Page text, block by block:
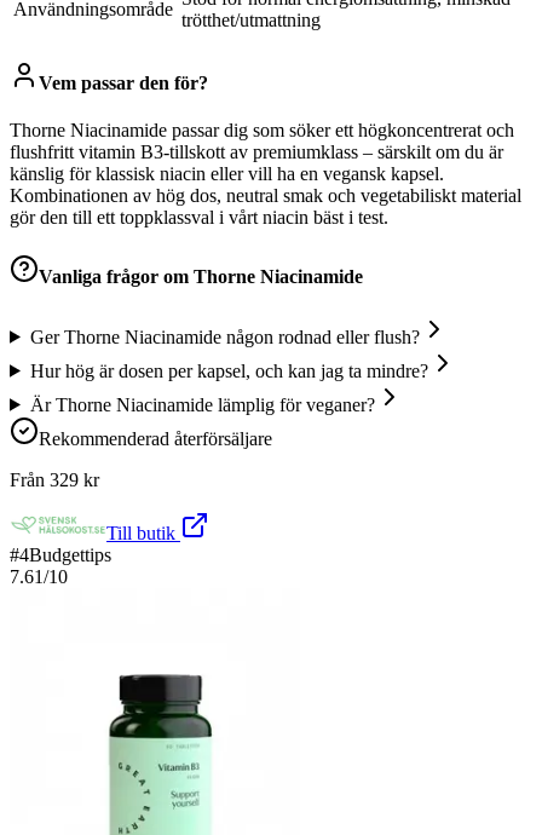
Användningsområde
trötthet/utmattning
Vem passar den för?
Thorne Niacinamide passar dig som söker ett högkoncentrerat och
flushfritt vitamin B3-tillskott av premiumklass – särskilt om du är
känslig för klassisk niacin eller vill ha en vegansk kapsel.
Kombinationen av hög dos, neutral smak och vegetabiliskt material
gör den till ett toppklassval i vårt niacin bäst i test.
Vanliga frågor om Thorne Niacinamide
Ger Thorne Niacinamide någon rodnad eller flush?
Hur hög är dosen per kapsel, och kan jag ta mindre?
Är Thorne Niacinamide lämplig för veganer?
Rekommenderad återförsäljare
Från 329 kr
Till butik
#4Budgettips
7.61/10